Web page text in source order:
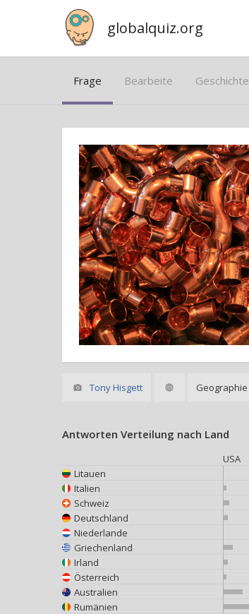
globalquiz.org
Frage Bearbeite Geschichte
Tony Hisgett Geographie
Antworten Verteilung nach Land
USA
Litauen
Italien
Schweiz
Deutschland
Niederlande
Griechenland
Irland
Österreich
Australien
Rumänien